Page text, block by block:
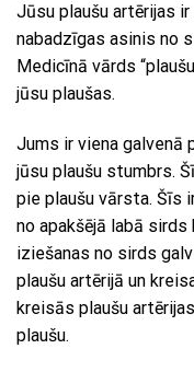
Jūsu plaušu artērijas
nabadzīgas asinis no
Medicīnā vārds
jūsu plaušas.
Jums ir viena galvenā
jūsu plaušu stumbrs.
pie plaušu vārsta. Šīs
no apakšējā labā sirds
iziešanas no sirds
plaušu artērijā un
kreisās plaušu
plaušu.